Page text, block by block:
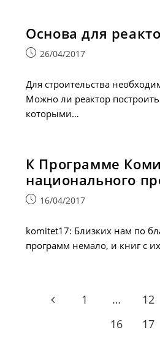
Основа для
Запись26/04/2017
Для строительства
Можно ли реактор построить
которыми…
К Программе
национального
Запись16/04/2017
komitet17: Близких нам по
программ немало, и книг с
Go to the previous page
1 … 12
16
17